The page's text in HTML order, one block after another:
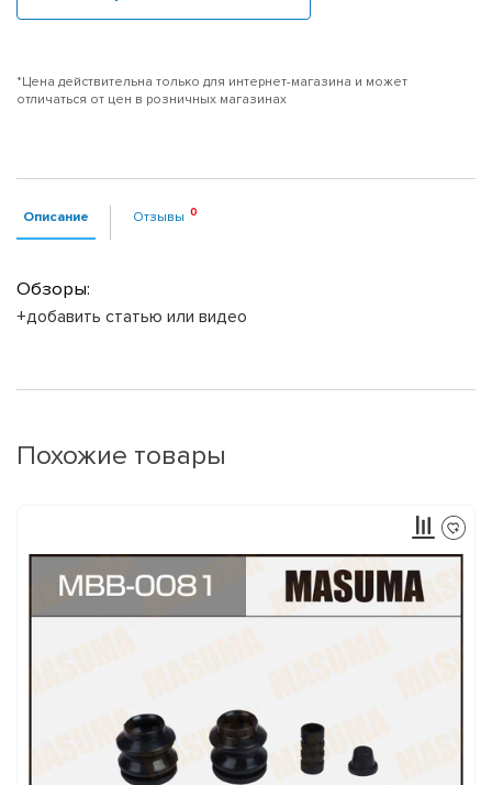
*Цена действительна только для интернет-магазина и может
отличаться от цен в розничных магазинах
Описание Отзывы
Обзоры:
+добавить статью или видео
Похожие товары